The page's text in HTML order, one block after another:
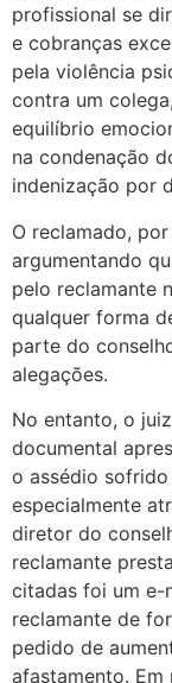
profissional se
e cobranças
pela violência
contra um
equilíbrio
na condenação
indenização por
O reclamado,
argumentando
pelo reclamante
qualquer forma
parte do
alegações.
No entanto, o
documental
o assédio
especialmente
diretor do
reclamante
citadas foi um e-
reclamante de
pedido de
afastamento. Em